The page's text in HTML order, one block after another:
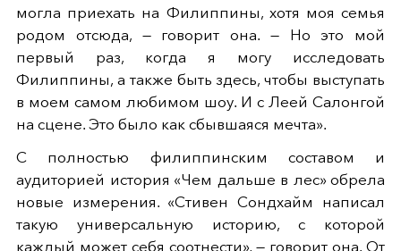
могла приехать на Филиппины, хотя моя семья
родом отсюда, — говорит она. — Но это мой
первый раз, когда я могу исследовать
Филиппины, а также быть здесь, чтобы выступать
в моем самом любимом шоу. И с Леей Салонгой
на сцене. Это было как сбывшаяся мечта».
С полностью филиппинским составом и
аудиторией история «Чем дальше в лес» обрела
новые измерения. «Стивен Сондхайм написал
такую универсальную историю, с которой
каждый может себя соотнести», — говорит она. От